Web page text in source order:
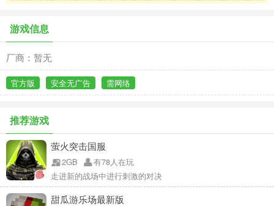
游戏信息
厂商：暂无
官方版 安全无广告 需网络
推荐游戏
萤火突击国服
2GB
有78人在玩
走进新的战场中进行刺激的对决
甜瓜游乐场最新版